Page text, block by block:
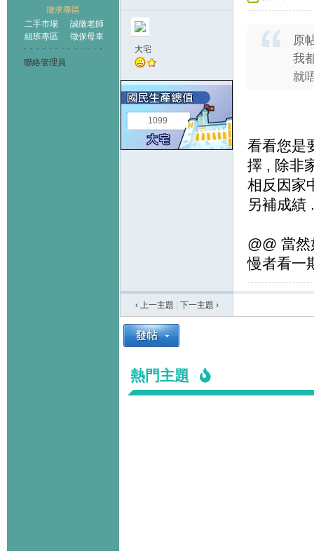
徵求專區
二手市場
誠徵老師
組班專區
徵保母車
聯絡管理員
大宅
1099
原
我
就
看看您是
擇 , 除非
相反因家
另補成績
@@ 當
慢者看一
‹ 上一主題 下一主題 ›
熱門主題